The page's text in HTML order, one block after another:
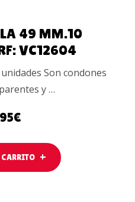
49 MM.10
VC12604
Son condones
y …
€